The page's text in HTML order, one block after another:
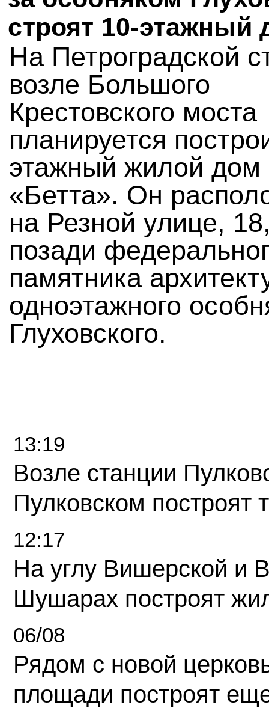
строят 10-этажный
На Петроградской
возле Большого
Крестовского моста
планируется
этажный жилой дом
«Бетта». Он
на Резной улице,
позади
памятника
одноэтажного
Глуховского.
13:19
Возле станции
Пулковском построят
12:17
На углу Вишерской и
Шушарах построят
06/08
Рядом с новой
площади построят